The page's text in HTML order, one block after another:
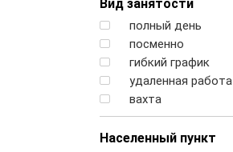
Вид занятости
полный день
посменно
гибкий график
удаленная работа
вахта
Населенный пункт